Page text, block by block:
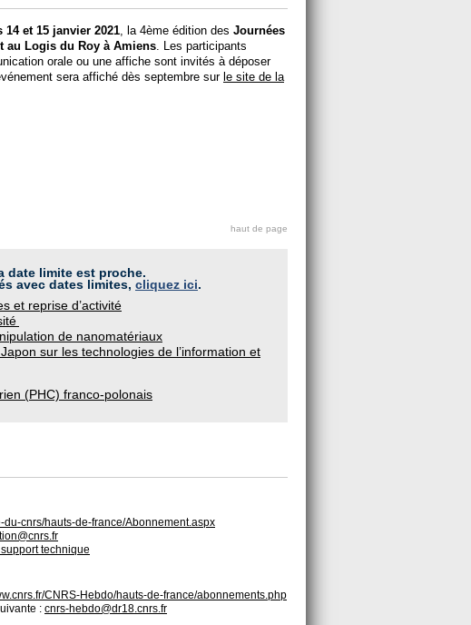
14 et 15 janvier 2021, la 4ème édition des Journées
au Logis du Roy à Amiens. Les participants
orale ou une affiche sont invités à déposer
sera affiché dès septembre sur le site de la
haut de page
date limite est proche.
avec dates limites, cliquez ici.
et reprise d’activité
de nanomatériaux
sur les technologies de l’information et
(PHC) franco-polonais
du-cnrs/hauts-de-france/Abonnement.aspx
technique
CNRS-Hebdo/hauts-de-france/abonnements.php
: cnrs-hebdo@dr18.cnrs.fr